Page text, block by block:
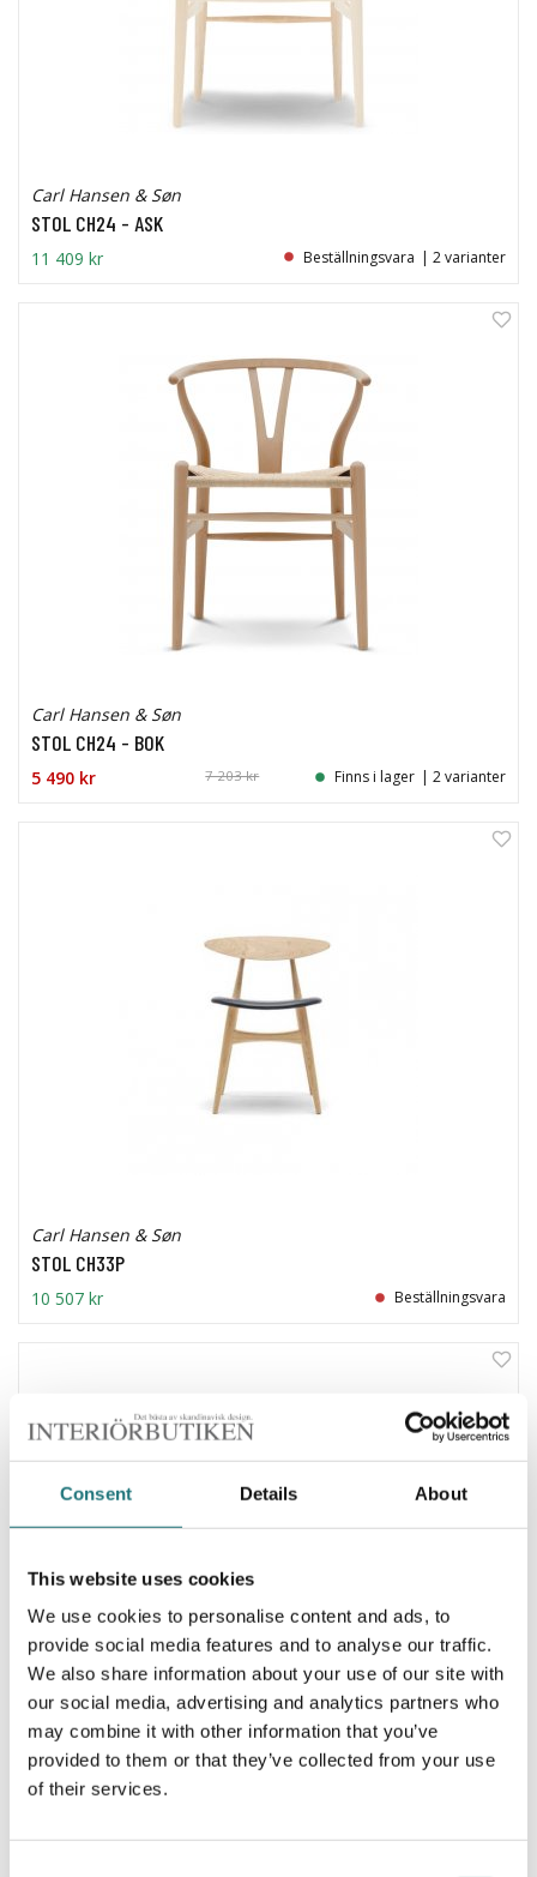
Consent Details About
This website uses cookies
We use cookies to personalise content and ads, to
provide social media features and to analyse our traffic.
We also share information about your use of our site with
our social media, advertising and analytics partners who
may combine it with other information that you’ve
provided to them or that they’ve collected from your use
of their services.
Carl Hansen & Søn
STOL CH24 - ASK
11 409 kr Beställningsvara | 2 varianter
Carl Hansen & Søn
STOL CH24 - BOK
5 490 kr 7 203 kr Finns i lager | 2 varianter
Carl Hansen & Søn
STOL CH33P
10 507 kr Beställningsvara
Carl Hansen & Søn
STOL CH36